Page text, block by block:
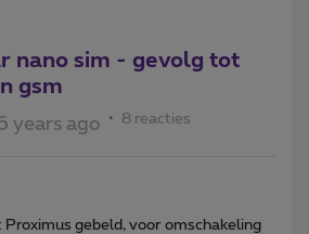
nano sim - gevolg tot
gsm
years ago 8 reacties
Proximus gebeld, voor omschakeling